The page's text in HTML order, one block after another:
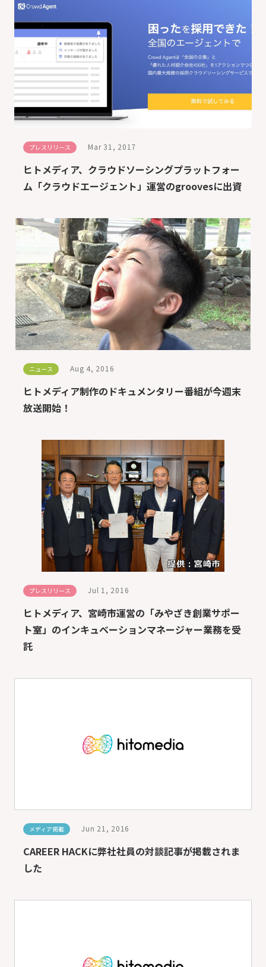
プレスリリース Mar 31, 2017
ヒトメディア、クラウドソーシングプラットフォー
ム「クラウドエージェント」運営のgroovesに出資
ニュース Aug 4, 2016
ヒトメディア制作のドキュメンタリー番組が今週末
放送開始！
プレスリリース Jul 1, 2016
ヒトメディア、宮崎市運営の「みやざき創業サポー
ト室」のインキュベーションマネージャー業務を受
託
メディア掲載 Jun 21, 2016
CAREER HACKに弊社社員の対談記事が掲載されま
した